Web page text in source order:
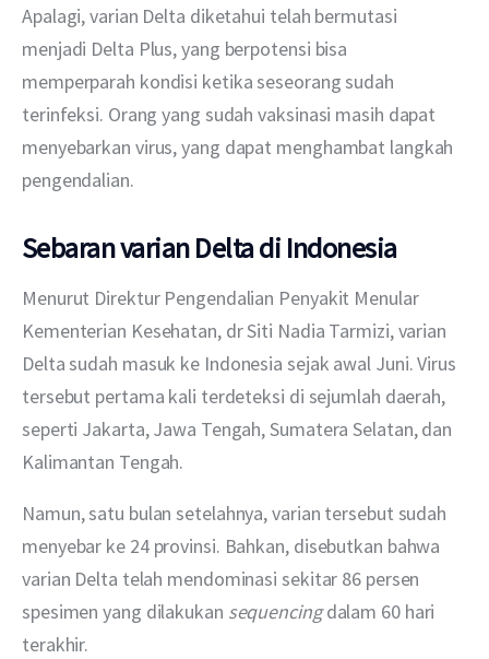
Apalagi, varian Delta diketahui telah bermutasi
menjadi Delta Plus, yang berpotensi bisa
memperparah kondisi ketika seseorang sudah
terinfeksi. Orang yang sudah vaksinasi masih dapat
menyebarkan virus, yang dapat menghambat langkah
pengendalian.
Sebaran varian Delta di Indonesia
Menurut Direktur Pengendalian Penyakit Menular
Kementerian Kesehatan, dr Siti Nadia Tarmizi, varian
Delta sudah masuk ke Indonesia sejak awal Juni. Virus
tersebut pertama kali terdeteksi di sejumlah daerah,
seperti Jakarta, Jawa Tengah, Sumatera Selatan, dan
Kalimantan Tengah.
Namun, satu bulan setelahnya, varian tersebut sudah
menyebar ke 24 provinsi. Bahkan, disebutkan bahwa
varian Delta telah mendominasi sekitar 86 persen
spesimen yang dilakukan sequencing dalam 60 hari
terakhir.